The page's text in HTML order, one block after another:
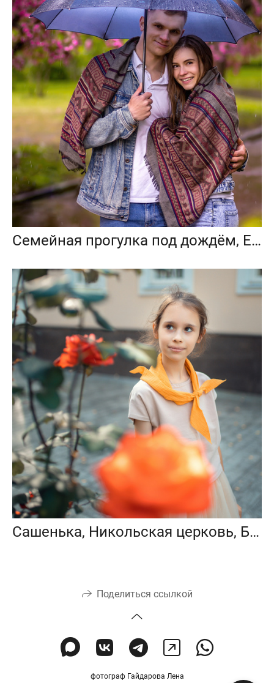
Семейная прогулка под дождём, Екатерининский парк, Москва
Сашенька, Никольская церковь, Балашиха
Поделиться ссылкой
фотограф Гайдарова Лена